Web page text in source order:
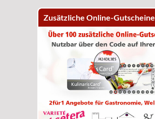
Zusätzliche Online-Gutscheine